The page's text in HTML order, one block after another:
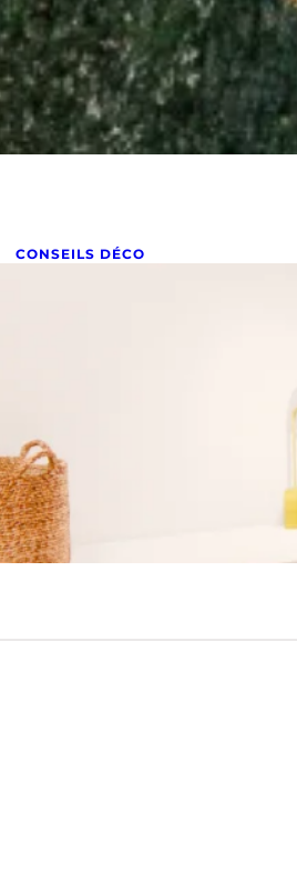
CONSEILS DÉCO
Chambre en longueur,
que votre chambre est
longueur, alors…